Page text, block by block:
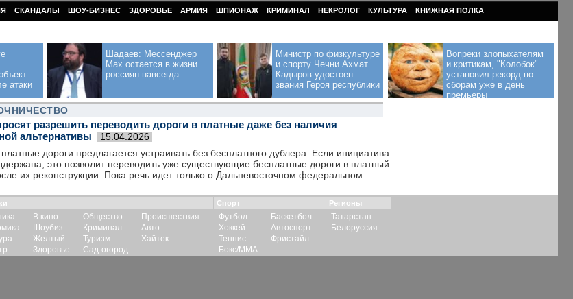
СКАНДАЛЫ ШОУ-БИЗНЕС ЗДОРОВЬЕ АРМИЯ ШПИОНАЖ КРИМИНАЛ НЕКРОЛОГ КУЛЬТУРА КНИЖНАЯ ПОЛКА
атаки
Шадаев: Мессенджер
Max остается в жизни
россиян навсегда
Министр по физкультуре
и спорту Чечни Ахмат
Кадыров удостоен
звания Героя республики
Вопреки злопыхателям
и критикам, "Колобок"
установил рекорд по
сборам уже в день
премьеры
разрешить переводить дороги в платные даже без наличия
альтернативы
15.04.2026
дороги предлагается устраивать без бесплатного дублера. Если инициатива
это позволит переводить уже существующие бесплатные дороги в платный
их реконструкции. Пока речь идет только о Дальневосточном федеральном
В кино
Шоубиз
Желтый
Здоровье
Общество
Криминал
Туризм
Сад-огород
Происшествия
Авто
Хайтек
Спорт
Футбол
Хоккей
Теннис
Бокс/ММА
Баскетбол
Автоспорт
Фристайл
Регионы
Татарстан
Белоруссия